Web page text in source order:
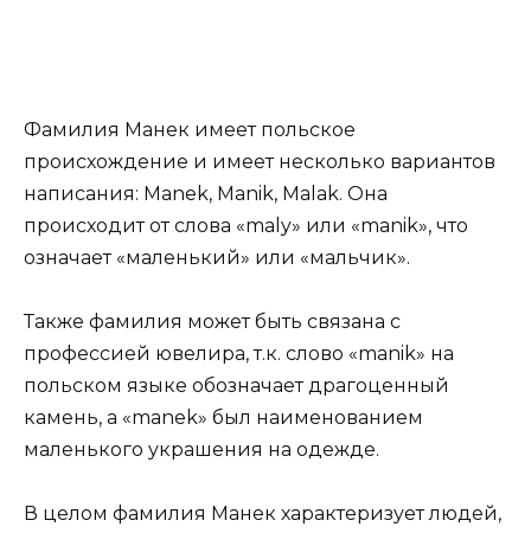
Фамилия Манек имеет польское
происхождение и имеет несколько вариантов
написания: Manek, Manik, Malak. Она
происходит от слова «maly» или «manik», что
означает «маленький» или «мальчик».
Также фамилия может быть связана с
профессией ювелира, т.к. слово «manik» на
польском языке обозначает драгоценный
камень, а «manek» был наименованием
маленького украшения на одежде.
В целом фамилия Манек характеризует людей,